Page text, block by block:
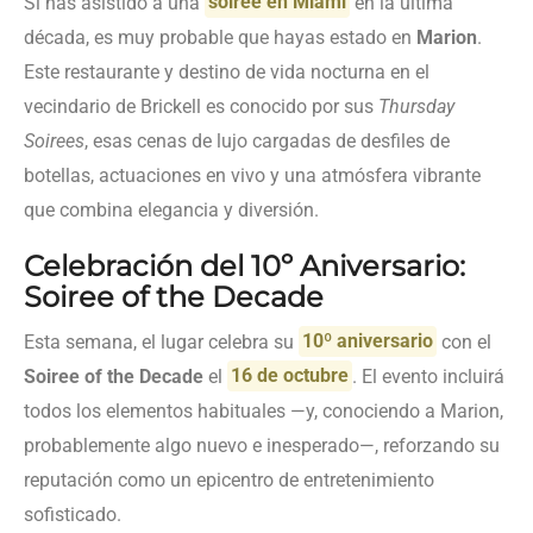
década, es muy probable que hayas estado en Marion.
Este restaurante y destino de vida nocturna en el
vecindario de Brickell es conocido por sus Thursday
Soirees, esas cenas de lujo cargadas de desfiles de
botellas, actuaciones en vivo y una atmósfera vibrante
que combina elegancia y diversión.
Celebración del 10º Aniversario:
Soiree of the Decade
Esta semana, el lugar celebra su 10º aniversario con el
Soiree of the Decade el 16 de octubre . El evento incluirá
todos los elementos habituales —y, conociendo a Marion,
probablemente algo nuevo e inesperado—, reforzando su
reputación como un epicentro de entretenimiento
sofisticado.